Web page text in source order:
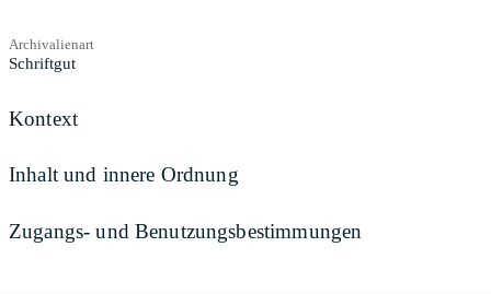
Archivalienart
Schriftgut
Kontext
Inhalt und innere Ordnung
Zugangs- und Benutzungsbestimmungen